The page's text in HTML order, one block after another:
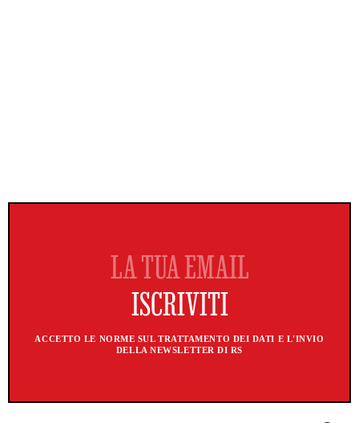
ACCETTO LE NORME SUL TRATTAMENTO DEI DATI E L'INVIO
DELLA NEWSLETTER DI RS